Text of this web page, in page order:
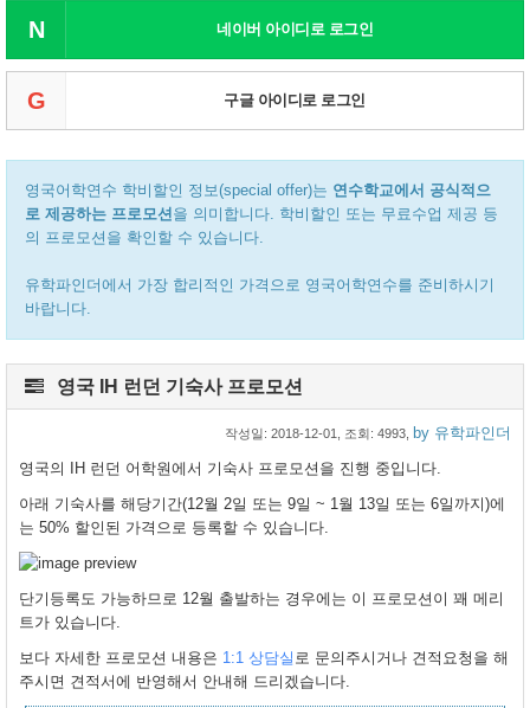
N 네이버 아이디로 로그인
G 구글 아이디로 로그인
영국어학연수 학비할인 정보(special offer)는 연수학교에서 공식적으
로 제공하는 프로모션을 의미합니다. 학비할인 또는 무료수업 제공 등
의 프로모션을 확인할 수 있습니다.
유학파인더에서 가장 합리적인 가격으로 영국어학연수를 준비하시기
바랍니다.
영국 IH 런던 기숙사 프로모션
작성일: 2018-12-01 , 조회: 4993, by 유학파인더
영국의 IH 런던 어학원에서 기숙사 프로모션을 진행 중입니다.
아래 기숙사를 해당기간(12월 2일 또는 9일 ~ 1월 13일 또는 6일까지)에
는 50% 할인된 가격으로 등록할 수 있습니다.
단기등록도 가능하므로 12월 출발하는 경우에는 이 프로모션이 꽤 메리
트가 있습니다.
보다 자세한 프로모션 내용은 1:1 상담실 로 문의주시거나 견적요청을 해
주시면 견적서에 반영해서 안내해 드리겠습니다.